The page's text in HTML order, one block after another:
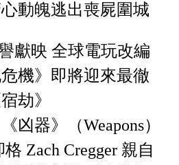
動魄逃出喪屍圍城
獻映 全球電玩改編
機》即將迎來最徹
劫》
凶器》（Weapons）
Zach Cregger 親自